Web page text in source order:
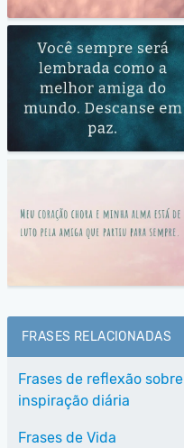
FRASES RELACIONADAS
Frases de reflexão
inspiração diária
Frases de Vida